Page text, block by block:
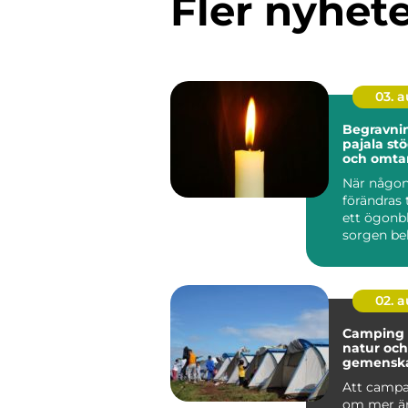
Fler
03.
pajala stöd, tradition
och
När
förändras
ett
sorgen
...
02.
Camping frihet,
natur och
Att
om mer